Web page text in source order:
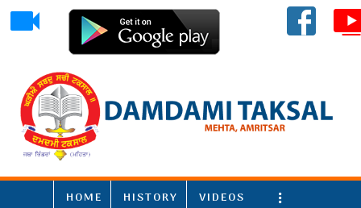
HOME HISTORY VIDEOS More